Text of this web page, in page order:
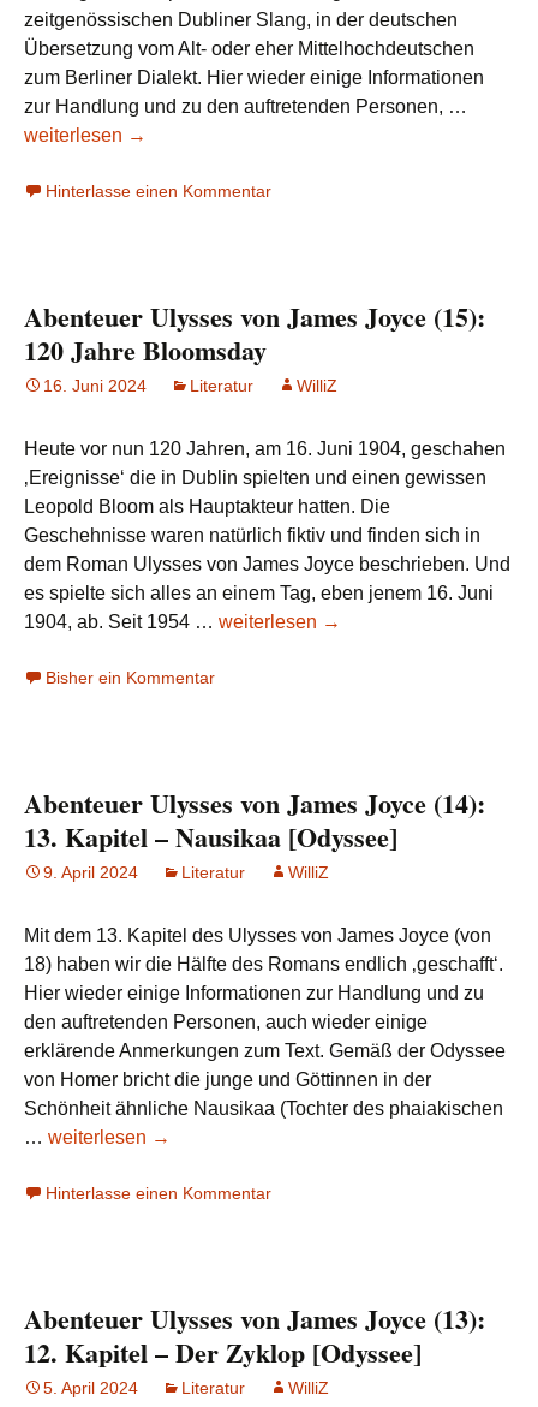
zeitgenössischen Dubliner Slang, in der deutschen
Übersetzung vom Alt- oder eher Mittelhochdeutschen
zum Berliner Dialekt. Hier wieder einige Informationen
zur Handlung und zu den auftretenden Personen, …
Kapitel
–
Helios
weiterlesen →
Hinterlasse einen Kommentar
Abenteuer Ulysses von James Joyce (15):
120 Jahre Bloomsday
16. Juni 2024 Literatur WilliZ
Heute vor nun 120 Jahren, am 16. Juni 1904, geschahen
‚Ereignisse‘ die in Dublin spielten und einen gewissen
Leopold Bloom als Hauptakteur hatten. Die
Geschehnisse waren natürlich fiktiv und finden sich in
dem Roman Ulysses von James Joyce beschrieben. Und
es spielte sich alles an einem Tag, eben jenem 16. Juni
1904, ab. Seit 1954 … Abenteuer
Bloomsday
weiterlesen →
Bisher ein Kommentar
Abenteuer Ulysses von James Joyce (14):
13. Kapitel – Nausikaa [Odyssee]
9. April 2024 Literatur WilliZ
Mit dem 13. Kapitel des Ulysses von James Joyce (von
18) haben wir die Hälfte des Romans endlich ‚geschafft‘.
Hier wieder einige Informationen zur Handlung und zu
den auftretenden Personen, auch wieder einige
erklärende Anmerkungen zum Text. Gemäß der Odyssee
von Homer bricht die junge und Göttinnen in der
Schönheit ähnliche Nausikaa (Tochter des phaiakischen
… Abenteuer
von
13.
–
Nausikaa
weiterlesen →
Hinterlasse einen Kommentar
Abenteuer Ulysses von James Joyce (13):
12. Kapitel – Der Zyklop [Odyssee]
5. April 2024 Literatur WilliZ